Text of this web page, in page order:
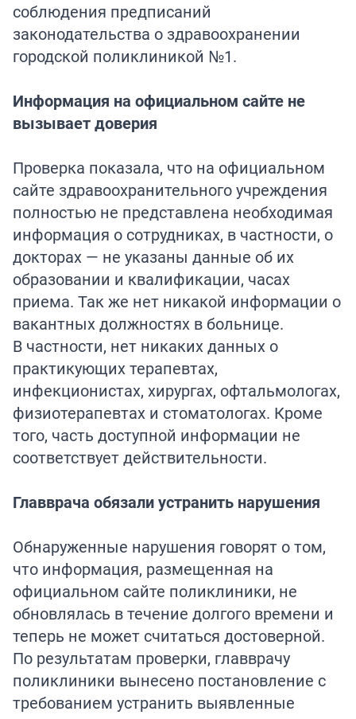
соблюдения предписаний
законодательства о здравоохранении
городской поликлиникой №1.
Информация на официальном сайте не
вызывает доверия
Проверка показала, что на официальном
сайте здравоохранительного учреждения
полностью не представлена необходимая
информация о сотрудниках, в частности, о
докторах — не указаны данные об их
образовании и квалификации, часах
приема. Так же нет никакой информации о
вакантных должностях в больнице.
В частности, нет никаких данных о
практикующих терапевтах,
инфекционистах, хирургах, офтальмологах,
физиотерапевтах и стоматологах. Кроме
того, часть доступной информации не
соответствует действительности.
Главврача обязали устранить нарушения
Обнаруженные нарушения говорят о том,
что информация, размещенная на
официальном сайте поликлиники, не
обновлялась в течение долгого времени и
теперь не может считаться достоверной.
По результатам проверки, главврачу
поликлиники вынесено постановление с
требованием устранить выявленные